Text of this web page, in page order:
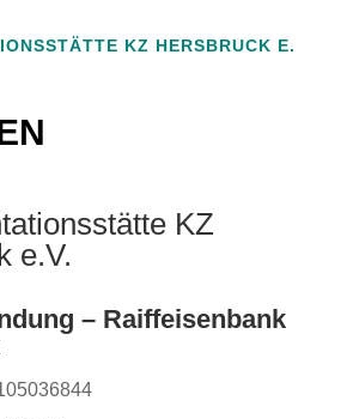
KZ HERSBRUCK E.
KZ
e.V.
– Raiffeisenbank